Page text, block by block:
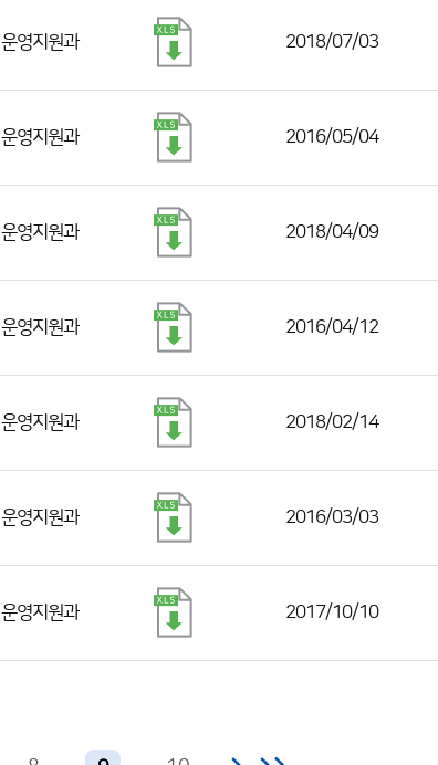
운영지원과 2018/07/03
운영지원과 2016/05/04
운영지원과 2018/04/09
운영지원과 2016/04/12
운영지원과 2018/02/14
운영지원과 2016/03/03
운영지원과 2017/10/10